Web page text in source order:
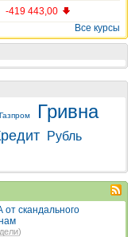
-419 443,00
Все курсы
Газпром Гривна
Рубль
скандального
)